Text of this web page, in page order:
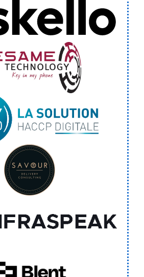
Skello
Sesame Technology
Keyfood HACCP
Savour
Infraspeak
Blent